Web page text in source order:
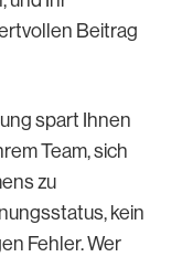
Beitrag
spart Ihnen
Team, sich
zu
kein
Fehler. Wer